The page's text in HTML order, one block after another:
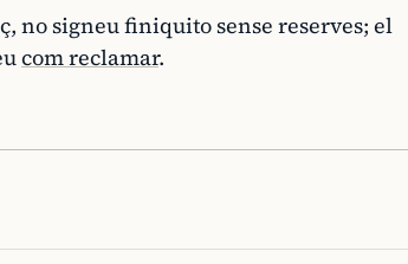
no signeu finiquito sense reserves; el
com reclamar.